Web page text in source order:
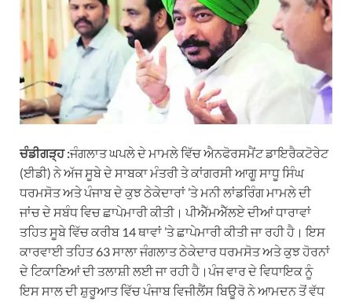
s
p
p
g
r
a
m
b
o
e
d
I
n
l
ਚੰਡੀਗੜ੍ਹ :ਜੰਗਲਾਤ ਘਪਲੇ ਦੇ ਮਾਮਲੇ ਵਿੱਚ ਐਨਫੋਰਸਮੈਂਟ ਡਾਇਰੈਕਟੋਰੇਟ
(ਈਡੀ) ਨੇ ਅੱਜ ਸੂਬੇ ਦੇ ਸਾਬਕਾ ਮੰਤਰੀ ਤੇ ਕਾਂਗਰਸੀ ਆਗੂ ਸਾਧੂ ਸਿੰਘ
ਧਰਮਸੋਤ ਅਤੇ ਪੰਜਾਬ ਦੇ ਕੁਝ ਠੇਕੇਦਾਰਾਂ ’ਤੇ ਮਨੀ ਲਾਂਡਰਿੰਗ ਮਾਮਲੇ ਦੀ
ਜਾਂਚ ਦੇ ਸਬੰਧ ਵਿਚ ਛਾਪੇਮਾਰੀ ਕੀਤੀ। ਪੀਐੱਮਐੱਲਏ ਦੀਆਂ ਧਾਰਾਵਾਂ
ਤਹਿਤ ਸੂਬੇ ਵਿੱਚ ਕਰੀਬ 14 ਥਾਵਾਂ ’ਤੇ ਛਾਪੇਮਾਰੀ ਕੀਤੀ ਜਾ ਰਹੀ ਹੈ। ਇਸ
ਕਾਰਵਾਈ ਤਹਿਤ 63 ਸਾਲਾ ਜੰਗਲਾਤ ਠੇਕੇਦਾਰ ਧਰਮਸੋਤ ਅਤੇ ਕੁਝ ਹੋਰਨਾਂ
ਦੇ ਟਿਕਾਣਿਆਂ ਦੀ ਤਲਾਸ਼ੀ ਲਈ ਜਾ ਰਹੀ ਹੈ।ਪੰਜ ਵਾਰ ਦੇ ਵਿਧਾਇਕ ਨੂੰ
ਇਸ ਸਾਲ ਦੀ ਸ਼ੁਰੂਆਤ ਵਿੱਚ ਪੰਜਾਬ ਵਿਜੀਲੈਂਸ ਬਿਊਰੋ ਨੇ ਆਮਦਨ ਤੋਂ ਵੱਧ